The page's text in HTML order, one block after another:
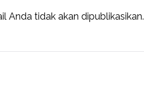
Anda tidak akan dipublikasikan.